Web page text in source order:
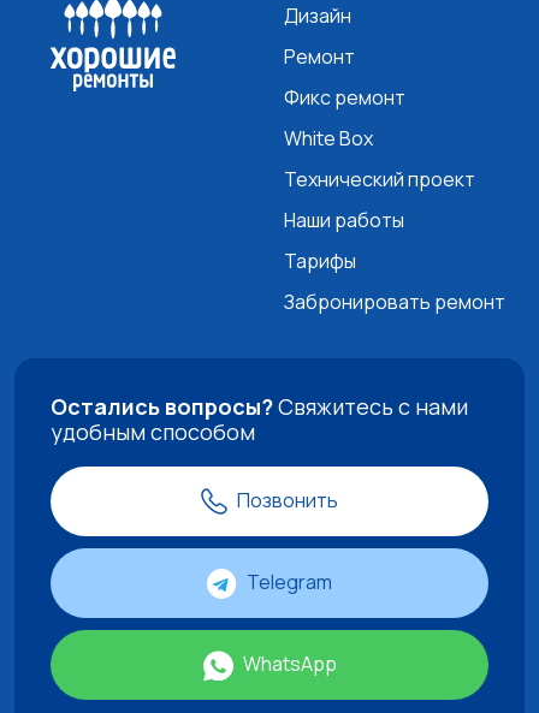
Дизайн
Ремонт
Фикс ремонт
White Box
Технический проект
Наши работы
Тарифы
Забронировать ремонт
Остались вопросы?Свяжитесь с нами
удобным способом
Позвонить
Telegram
WhatsApp